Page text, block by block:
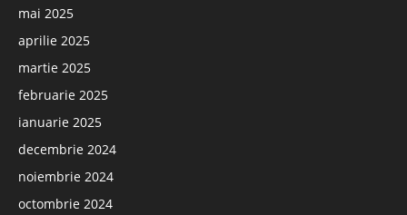
mai 2025
aprilie 2025
martie 2025
februarie 2025
ianuarie 2025
decembrie 2024
noiembrie 2024
octombrie 2024